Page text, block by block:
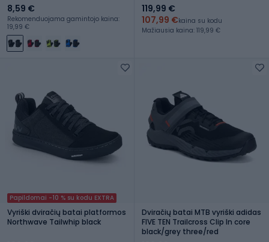
8,59 €
Rekomenduojama gamintojo kaina:
19,99 €
119,99 €
107,99 €kaina su kodu
Mažiausia kaina: 119,99 €
Papildomai -10 % su kodu EXTRA
Vyriški dviračių batai platformos
Northwave Tailwhip black
Dviračių batai MTB vyriški adidas
FIVE TEN Trailcross Clip In core
black/grey three/red